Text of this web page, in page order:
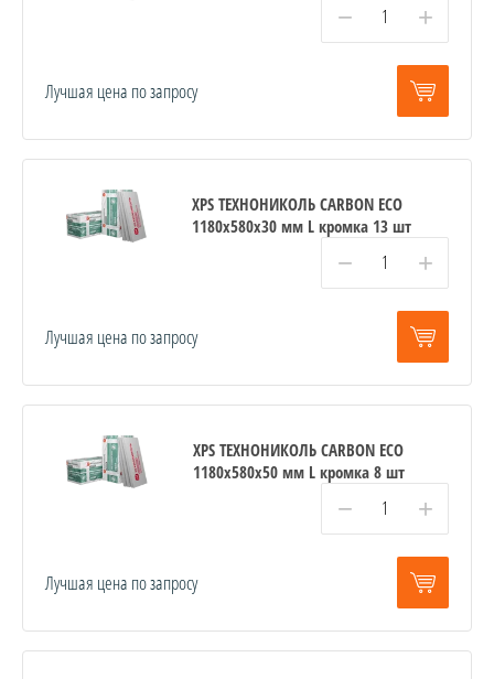
− +
Лучшая цена по запросу
XPS ТЕХНОНИКОЛЬ CARBON ECO
1180х580х30 мм L кромка 13 шт
− +
Лучшая цена по запросу
XPS ТЕХНОНИКОЛЬ CARBON ECO
1180х580х50 мм L кромка 8 шт
− +
Лучшая цена по запросу